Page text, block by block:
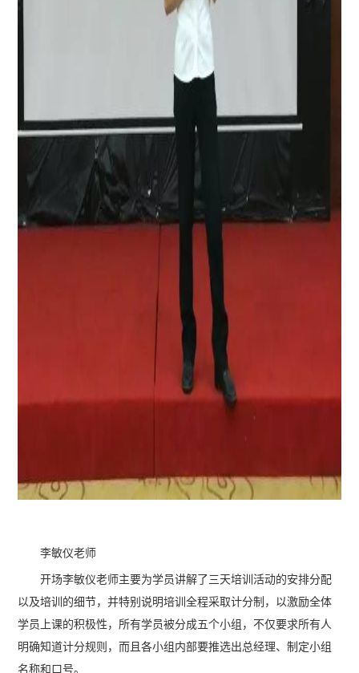
李敏仪老师
开场李敏仪老师主要为学员讲解了三天培训活动的安排分配
以及培训的细节，并特别说明培训全程采取计分制，以激励全体
学员上课的积极性，所有学员被分成五个小组，不仅要求所有人
明确知道计分规则，而且各小组内部要推选出总经理、制定小组
名称和口号。